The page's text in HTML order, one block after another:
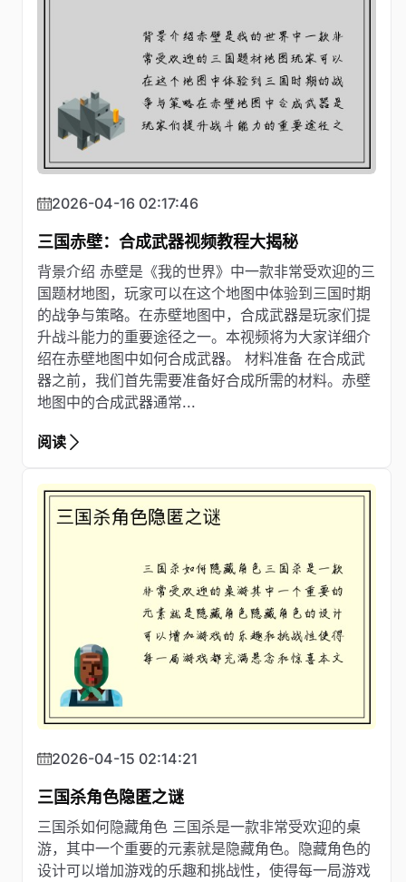
2026-04-16 02:17:46
三国赤壁：合成武器视频教程大揭秘
背景介绍 赤壁是《我的世界》中一款非常受欢迎的三
国题材地图，玩家可以在这个地图中体验到三国时期
的战争与策略。在赤壁地图中，合成武器是玩家们提
升战斗能力的重要途径之一。本视频将为大家详细介
绍在赤壁地图中如何合成武器。 材料准备 在合成武
器之前，我们首先需要准备好合成所需的材料。赤壁
地图中的合成武器通常...
阅读
2026-04-15 02:14:21
三国杀角色隐匿之谜
三国杀如何隐藏角色 三国杀是一款非常受欢迎的桌
游，其中一个重要的元素就是隐藏角色。隐藏角色的
设计可以增加游戏的乐趣和挑战性，使得每一局游戏